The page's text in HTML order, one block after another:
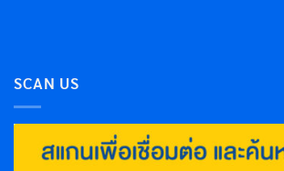
SCAN US